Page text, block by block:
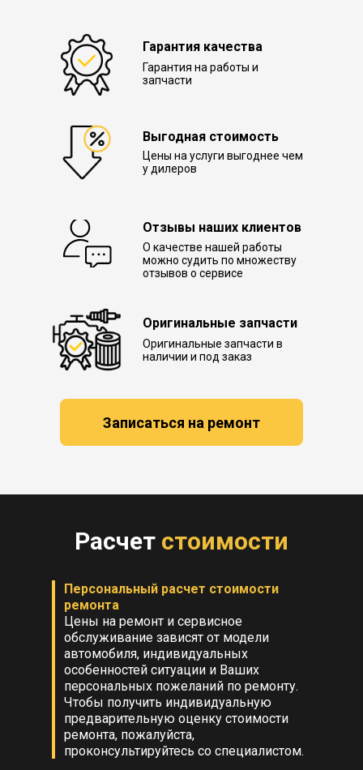
Записаться на ремонт
Отзывы наших клиентов
Выгодная стоимость
Оригинальные запчасти
Цены на услуги выгоднее чем
у дилеров
Оригинальные запчасти в
наличии и под заказ
О качестве нашей работы
можно судить по множеству
отзывов о сервисе
Гарантия качества
Гарантия на работы и
запчасти
Расчет стоимости
Персональный расчет стоимости
ремонта
Цены на ремонт и сервисное
обслуживание зависят от модели
автомобиля, индивидуальных
особенностей ситуации и Ваших
персональных пожеланий по ремонту.
Чтобы получить индивидуальную
предварительную оценку стоимости
ремонта, пожалуйста,
проконсультируйтесь со специалистом.